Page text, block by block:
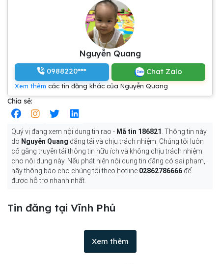
Nguyễn Quang
0988220*** Chat Zalo
Xem thêm các tin đăng khác của Nguyễn Quang
Chia sẻ:
Quý vị đang xem nội dung tin rao - Mã tin 186821 . Thông tin này
do Nguyễn Quang đăng tải và chịu trách nhiệm. Chúng tôi luôn
cố gắng truyền tải thông tin hữu ích và không chịu trách nhiệm
cho nội dung này. Nếu phát hiện nội dung tin đăng có sai phạm,
hãy thông báo cho chúng tôi theo hotline 02862786666 để
được hỗ trợ nhanh nhất.
Tin đăng tại Vĩnh Phú
Xem thêm